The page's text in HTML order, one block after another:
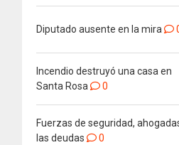
Diputado ausente en la mira
Incendio destruyó una casa en
Santa Rosa
0
Fuerzas de seguridad,
las deudas
0